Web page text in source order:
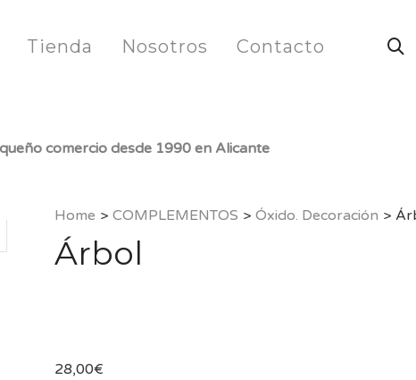
Tienda Nosotros Contacto
comercio desde 1990 en Alicante
Home > COMPLEMENTOS > Óxido. Decoración >
Árbol
28,00€